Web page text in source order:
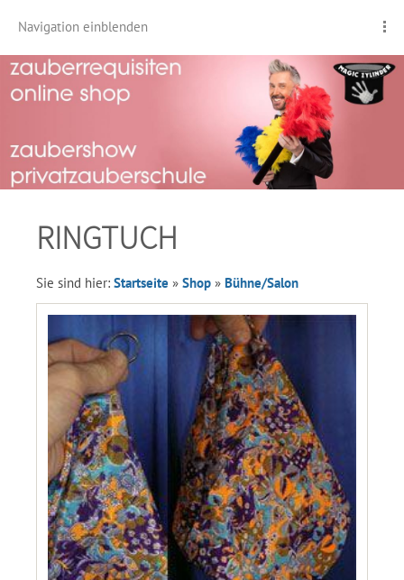
Navigation einblenden
RINGTUCH
Sie sind hier: Startseite » Shop » Bühne/Salon